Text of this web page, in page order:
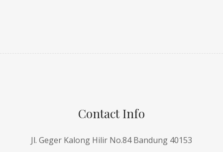
Contact Info
Jl. Geger Kalong Hilir No.84 Bandung 40153